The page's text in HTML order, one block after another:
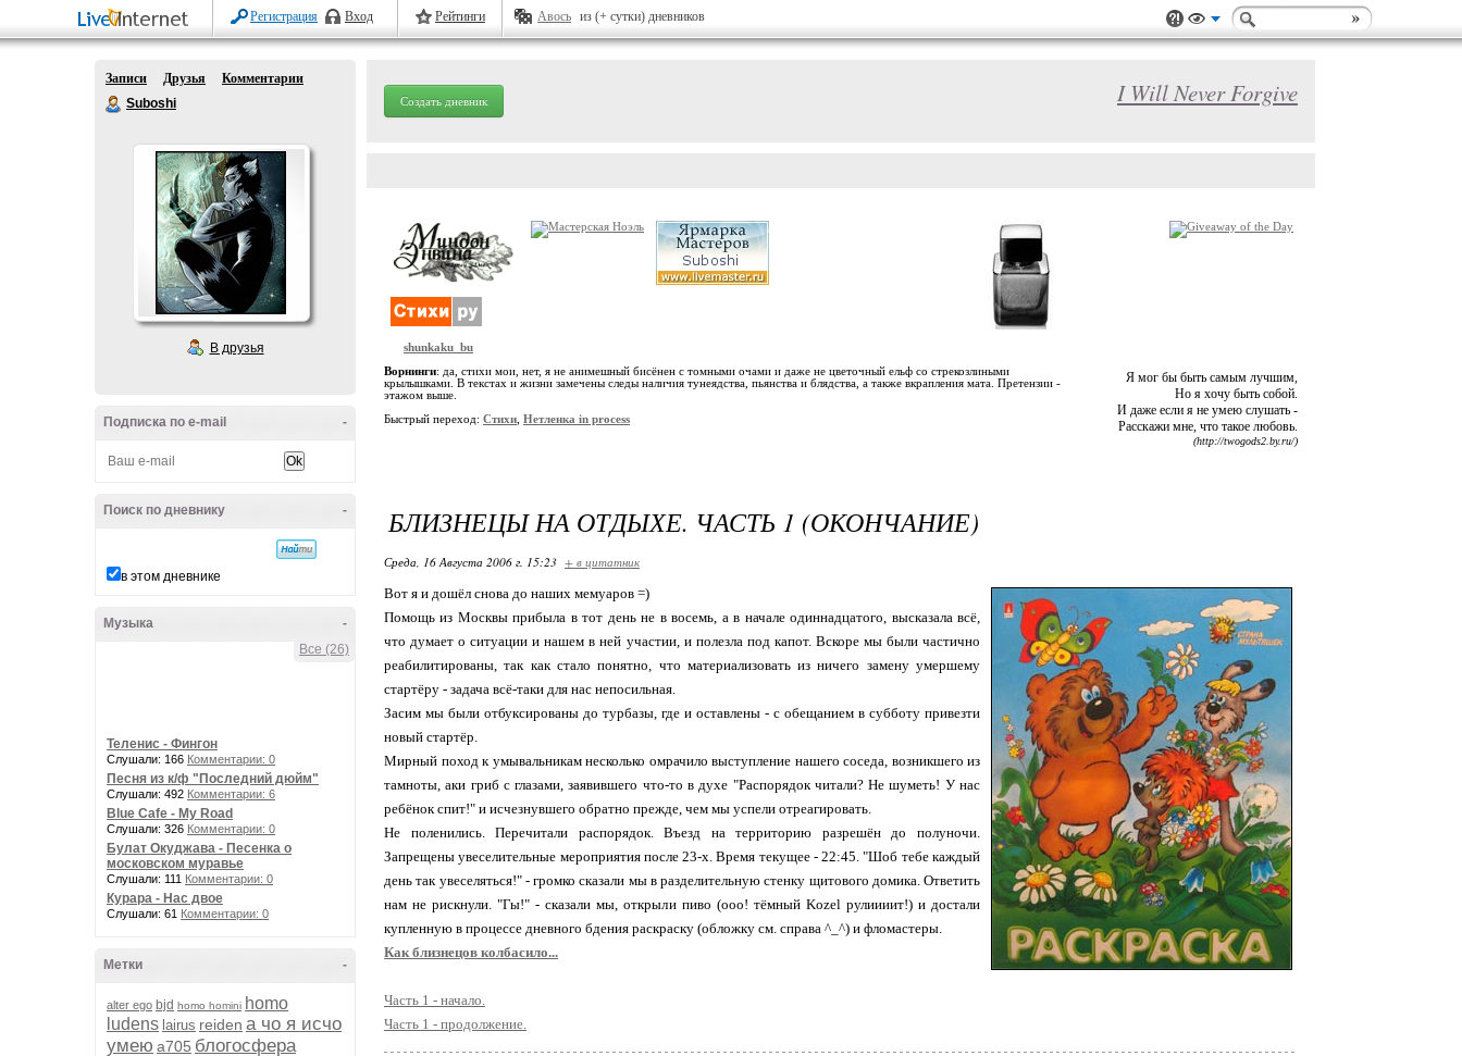
Регистрация Вход Рейтинги Авось из (+ сутки) дневников
Записи Друзья
Комментарии
Suboshi
В друзья
-
Подписка по e-mail
-
Поиск по дневнику
в этом дневнике
-
Музыка
Все (26)
Теленис - Фингон
Слушали: 166 Комментарии: 0
Песня из к/ф "Последний дюйм"
Слушали: 492 Комментарии: 6
Blue Cafe - My Road
Слушали: 326 Комментарии: 0
Булат Окуджава - Песенка о
московском муравье
Слушали: 111 Комментарии: 0
Курара - Нас двое
Слушали: 61 Комментарии: 0
-
Метки
alter ego bjd homo homini homo
ludens lairus reiden а чо я исчо
умею а705 блогосфера
Создать дневник I Will Never Forgive
shunkaku_bu
Ворнинги: да, стихи мои, нет, я не анимешный бисёнен с томными очами и даже не цветочный ельф со стрекозлиными
крылышками. В текстах и жизни замечены следы наличия тунеядства, пьянства и блядства, а также вкрапления мата. Претензии -
этажом выше.
Быстрый переход: Стихи Нетленка in process
Я мог бы быть самым лучшим,
Но я хочу быть собой.
И даже если я не умею слушать -
Расскажи мне, что такое любовь.
(http://twogods2.by.ru/)
БЛИЗНЕЦЫ НА ОТДЫХЕ. ЧАСТЬ 1 (ОКОНЧАНИЕ)
Среда, 16 Августа 2006 г. 15:23 + в цитатник
Вот я и дошёл снова до наших мемуаров =)
Помощь из Москвы прибыла в тот день не в восемь, а в начале одиннадцатого, высказала всё,
что думает о ситуации и нашем в ней участии, и полезла под капот. Вскоре мы были частично
реабилитированы, так как стало понятно, что материализовать из ничего замену умершему
стартёру - задача всё-таки для нас непосильная.
Засим мы были отбуксированы до турбазы, где и оставлены - с обещанием в субботу привезти
новый стартёр.
Мирный поход к умывальникам несколько омрачило выступление нашего соседа, возникшего из
тамноты, аки гриб с глазами, заявившего что-то в духе "Распорядок читали? Не шуметь! У нас
ребёнок спит!" и исчезнувшего обратно прежде, чем мы успели отреагировать.
Не поленились. Перечитали распорядок. Въезд на территорию разрешён до полуночи.
Запрещены увеселительные мероприятия после 23-х. Время текущее - 22:45. "Шоб тебе каждый
день так увеселяться!" - громко сказали мы в разделительную стенку щитового домика. Ответить
нам не рискнули. "Гы!" - сказали мы, открыли пиво (ооо! тёмный Kozel рулиииит!) и достали
купленную в процессе дневного бдения раскраску (обложку см. справа ^_^) и фломастеры.
Как близнецов колбасило...
Часть 1 - начало.
Часть 1 - продолжение.